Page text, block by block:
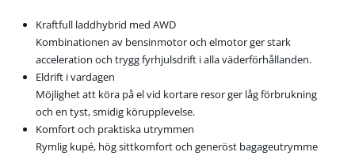
Kraftfull laddhybrid med AWD
Kombinationen av bensinmotor och elmotor ger stark
acceleration och trygg fyrhjulsdrift i alla väderförhållanden.
Eldrift i vardagen
Möjlighet att köra på el vid kortare resor ger låg förbrukning
och en tyst, smidig körupplevelse.
Komfort och praktiska utrymmen
Rymlig kupé, hög sittkomfort och generöst bagageutrymme